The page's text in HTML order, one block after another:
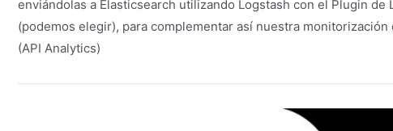
enviándolas a Elasticsearch utilizando Logstash con el Plugin de
(podemos elegir), para complementar así nuestra
(API Analytics)